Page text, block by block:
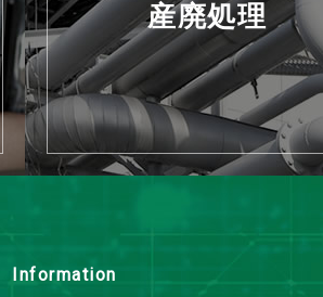
産廃処理
Information